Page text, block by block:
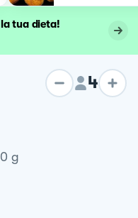
tua dieta!
4
g